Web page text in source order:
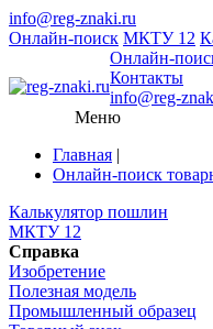
info@reg-znaki.ru
Онлайн-поиск МКТУ 12
Онлайн-
Контакты
info@reg-
Меню
Главная |
Онлайн-поиск
Калькулятор пошлин
МКТУ 12
Справка
Изобретение
Полезная модель
Промышленный образец